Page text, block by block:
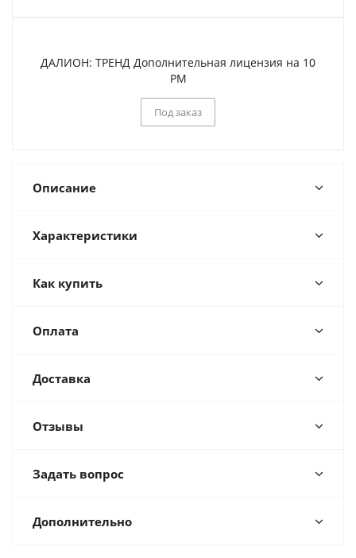
ДАЛИОН: ТРЕНД Дополнительная лицензия на 10
РМ
Под заказ
Описание
Характеристики
Как купить
Оплата
Доставка
Отзывы
Задать вопрос
Дополнительно